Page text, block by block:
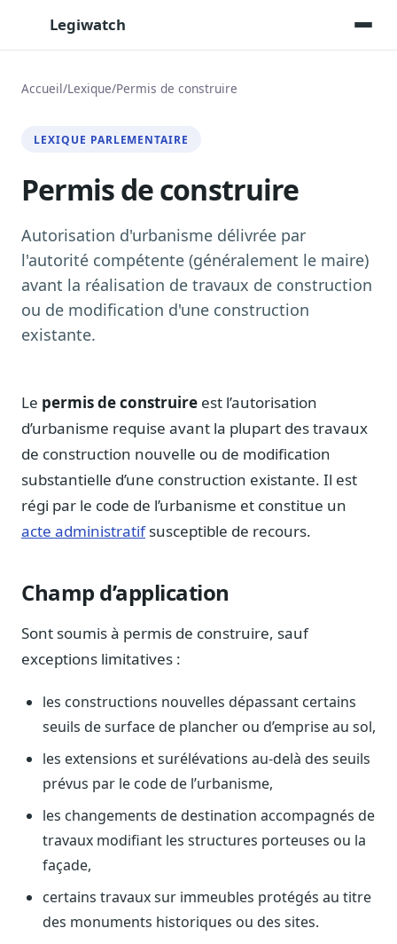
Legiwatch
Posez vos questions, réponses sourcées
Transcriptions IA
Toutes les séances AN/Sénat transcrites
Synthèses IA
Veille des matinales radio
9 interviews politiques, analysées avant 10 h
Alertes personnalisées
Notes, briefings, tableaux de bord
Fiches parlementaires
Parcours, mandats, prises de position
Registre HATVP
Cartographier l'influence sur un dossier
Affaires publiques
Cabinets, DRI, consultants en lobbying
Affaires réglementaires
Fédérations & plaidoyer
ONG, syndicats, ordres, associations
Parlementaires
Préparez vos interventions et amendements
Journalistes
Veille en temps réel, embeds pour vos contenus
Chercheurs
Données exhaustives pour vos travaux académiques
Suivi par secteur
11 secteurs : énergie, santé, finance, numérique…
Accueil/Lexique/Permis de construire
LEXIQUE PARLEMENTAIRE
Permis de construire
Autorisation d'urbanisme délivrée par
l'autorité compétente (généralement le maire)
avant la réalisation de travaux de construction
ou de modification d'une construction
existante.
Le permis de construire est l’autorisation
d’urbanisme requise avant la plupart des travaux
de construction nouvelle ou de modification
substantielle d’une construction existante. Il est
régi par le code de l’urbanisme et constitue un
acte administratifsusceptible de recours.
Champ d’application
Sont soumis à permis de construire, sauf
exceptions limitatives :
les constructions nouvelles dépassant certains
seuils de surface de plancher ou d’emprise au sol,
les extensions et surélévations au-delà des seuils
prévus par le code de l’urbanisme,
les changements de destination accompagnés de
travaux modifiant les structures porteuses ou la
façade,
certains travaux sur immeubles protégés au titre
des monuments historiques ou des sites.